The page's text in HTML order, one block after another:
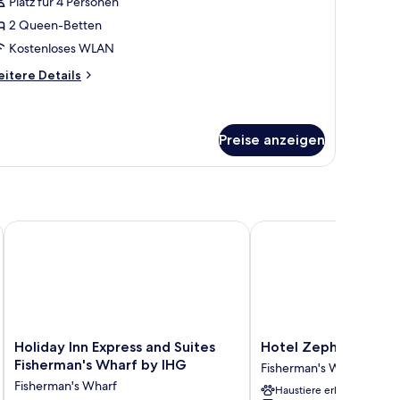
2 Queen-Betten
Kostenloses WLAN
Details
Preise anzeigen
Holiday
Inn
and
Holiday Inn Express and Suites
Fisherman's Wharf by IHG
Fisherman's Wharf
Holiday Inn Express and Suites Fisherman's Wharf by IHG
Hotel
Zephyr
San
Francisco
Hotel Zephyr San
Fisherman's Wharf
Haustiere erlaubt
Hotel Zephyr San